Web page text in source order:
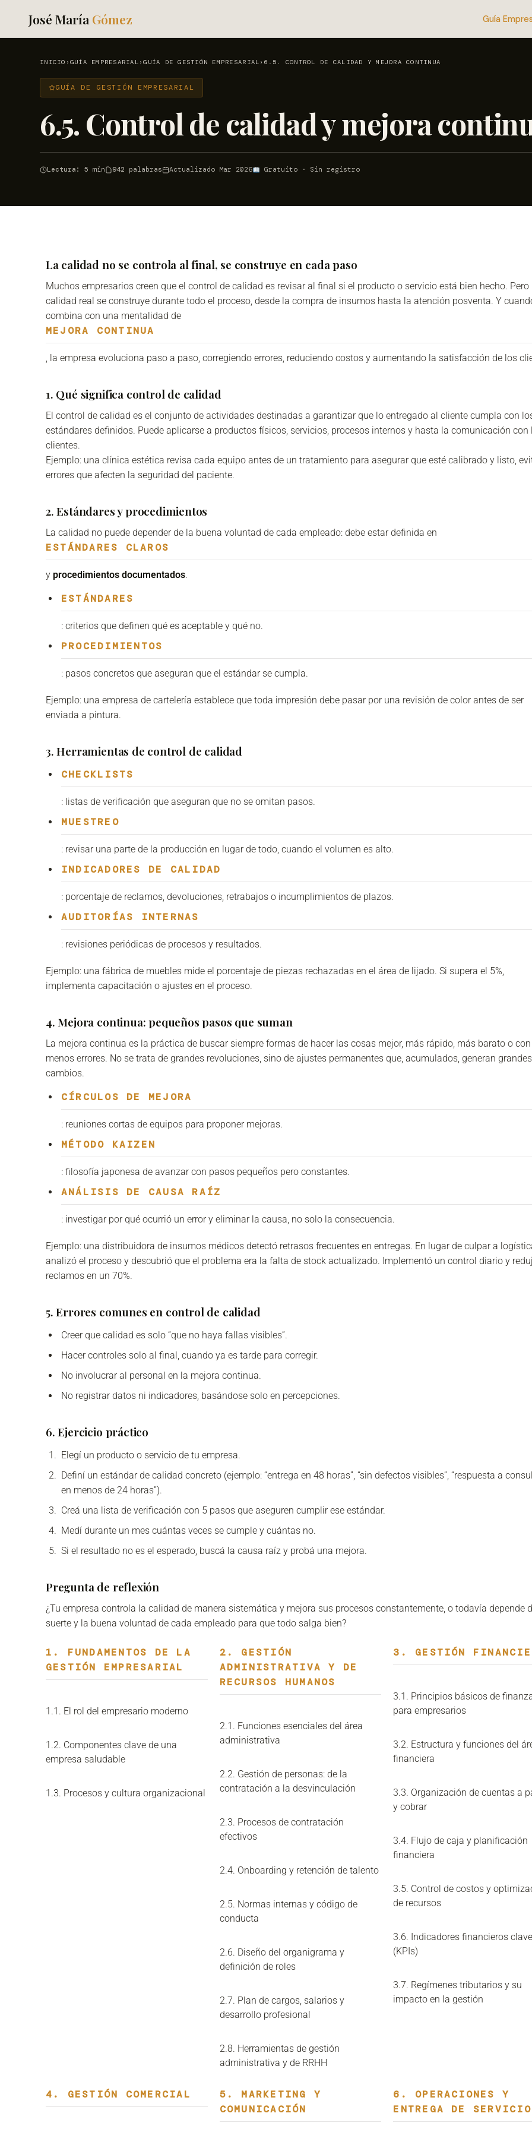
José María Gómez Guía
INICIO › GUÍA EMPRESARIAL ›GUÍA DE GESTIÓN EMPRESARIAL › 6.5. CONTROL DE CALIDAD Y MEJORA CONTINUA
GUÍA DE GESTIÓN EMPRESARIAL
6.5. Control de calidad y mejora
Lectura: 5 min 942 palabras Actualizado Mar 2026 Gratuito · Sin registro
La calidad no se controla al final, se construye en cada paso
Muchos empresarios creen que el control de calidad es revisar al final si el producto o servicio está bien hecho. Pero
calidad real se construye durante todo el proceso, desde la compra de insumos hasta la atención posventa. Y
combina con una mentalidad de
MEJORA CONTINUA
, la empresa evoluciona paso a paso, corregiendo errores, reduciendo costos y aumentando la satisfacción de los
1. Qué significa control de calidad
El control de calidad es el conjunto de actividades destinadas a garantizar que lo entregado al cliente cumpla con
estándares definidos. Puede aplicarse a productos físicos, servicios, procesos internos y hasta la comunicación con
clientes.
Ejemplo: una clínica estética revisa cada equipo antes de un tratamiento para asegurar que esté calibrado y listo,
errores que afecten la seguridad del paciente.
2. Estándares y procedimientos
La calidad no puede depender de la buena voluntad de cada empleado: debe estar definida en
ESTÁNDARES CLAROS
y procedimientos documentados.
ESTÁNDARES
: criterios que definen qué es aceptable y qué no.
PROCEDIMIENTOS
: pasos concretos que aseguran que el estándar se cumpla.
Ejemplo: una empresa de cartelería establece que toda impresión debe pasar por una revisión de color antes de ser
enviada a pintura.
3. Herramientas de control de calidad
CHECKLISTS
: listas de verificación que aseguran que no se omitan pasos.
MUESTREO
: revisar una parte de la producción en lugar de todo, cuando el volumen es alto.
INDICADORES DE CALIDAD
: porcentaje de reclamos, devoluciones, retrabajos o incumplimientos de plazos.
AUDITORÍAS INTERNAS
: revisiones periódicas de procesos y resultados.
Ejemplo: una fábrica de muebles mide el porcentaje de piezas rechazadas en el área de lijado. Si supera el 5%,
implementa capacitación o ajustes en el proceso.
4. Mejora continua: pequeños pasos que suman
La mejora continua es la práctica de buscar siempre formas de hacer las cosas mejor, más rápido, más barato o con
menos errores. No se trata de grandes revoluciones, sino de ajustes permanentes que, acumulados, generan grandes
cambios.
CÍRCULOS DE MEJORA
: reuniones cortas de equipos para proponer mejoras.
MÉTODO KAIZEN
: filosofía japonesa de avanzar con pasos pequeños pero constantes.
ANÁLISIS DE CAUSA RAÍZ
: investigar por qué ocurrió un error y eliminar la causa, no solo la consecuencia.
Ejemplo: una distribuidora de insumos médicos detectó retrasos frecuentes en entregas. En lugar de culpar a
analizó el proceso y descubrió que el problema era la falta de stock actualizado. Implementó un control diario y
reclamos en un 70%.
5. Errores comunes en control de calidad
Creer que calidad es solo “que no haya fallas visibles”.
Hacer controles solo al final, cuando ya es tarde para corregir.
No involucrar al personal en la mejora continua.
No registrar datos ni indicadores, basándose solo en percepciones.
6. Ejercicio práctico
Elegí un producto o servicio de tu empresa.
Definí un estándar de calidad concreto (ejemplo: “entrega en 48 horas”, “sin defectos visibles”, “respuesta a
en menos de 24 horas”).
Creá una lista de verificación con 5 pasos que aseguren cumplir ese estándar.
Medí durante un mes cuántas veces se cumple y cuántas no.
Si el resultado no es el esperado, buscá la causa raíz y probá una mejora.
Pregunta de reflexión
¿Tu empresa controla la calidad de manera sistemática y mejora sus procesos constantemente, o todavía depende
suerte y la buena voluntad de cada empleado para que todo salga bien?
1. FUNDAMENTOS DE LA
GESTIÓN EMPRESARIAL
1.1. El rol del empresario moderno
1.2. Componentes clave de una
empresa saludable
1.3. Procesos y cultura organizacional
2. GESTIÓN
ADMINISTRATIVA Y DE
RECURSOS HUMANOS
2.1. Funciones esenciales del área
administrativa
2.2. Gestión de personas: de la
contratación a la desvinculación
2.3. Procesos de contratación
efectivos
2.4. Onboarding y retención de talento
2.5. Normas internas y código de
conducta
2.6. Diseño del organigrama y
definición de roles
2.7. Plan de cargos, salarios y
desarrollo profesional
2.8. Herramientas de gestión
administrativa y de RRHH
3. GESTIÓN
3.1. Principios básicos de
para empresarios
3.2. Estructura y funciones del
financiera
3.3. Organización de cuentas a
y cobrar
3.4. Flujo de caja y planificación
financiera
3.5. Control de costos y
de recursos
3.6. Indicadores financieros
(KPIs)
3.7. Regímenes tributarios y su
impacto en la gestión
4. GESTIÓN COMERCIAL
5. MARKETING Y
COMUNICACIÓN
6. OPERACIONES Y
ENTREGA DE